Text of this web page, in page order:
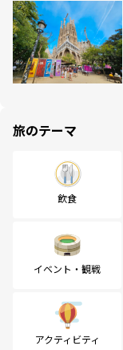
旅のテーマ
飲食
イベント・観戦
アクティビティ